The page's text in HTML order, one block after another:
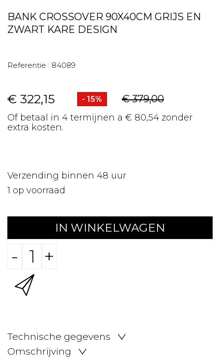
BANK CROSSOVER 90X40CM GRIJS EN
ZWART KARE DESIGN
Referentie : 84089
€ 322,15 - 15% € 379,00
Of betaal in 4 termijnen a € 80,54 zonder
extra kosten.
Verzending binnen 48 uur
1 op voorraad
IN WINKELWAGEN
- +
Technische gegevens
Omschrijving